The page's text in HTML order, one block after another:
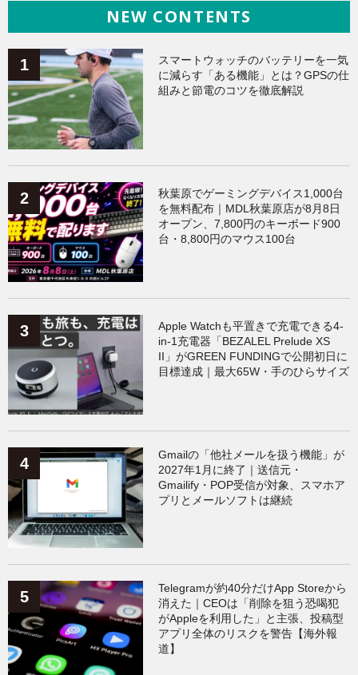
（138） ガジェット（135）
Galaxy（133） ワークアウト
AppleWatchアクセサリー（124） Fitbit（121）
Xiaomi（118）
NEW CONTENTS
スマートウォッチのバッテリーを一気
に減らす「ある機能」とは？GPSの仕
組みと節電のコツを徹底解説
秋葉原でゲーミングデバイス1,000台
を無料配布｜MDL秋葉原店が8月8日
オープン、7,800円のキーボード900
台・8,800円のマウス100台
Apple Watchも平置きで充電できる4-
in-1充電器「BEZALEL Prelude XS
II」がGREEN FUNDINGで公開初日に
目標達成｜最大65W・手のひらサイズ
Gmailの「他社メールを扱う機能」が
2027年1月に終了｜送信元・
Gmailify・POP受信が対象、スマホア
プリとメールソフトは継続
Telegramが約40分だけApp Storeから
消えた｜CEOは「削除を狙う恐喝犯
がAppleを利用した」と主張、投稿型
アプリ全体のリスクを警告【海外報
道】